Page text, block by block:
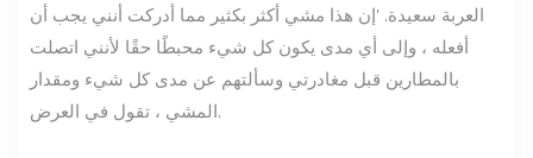
العربة سعيدة. 'إن هذا مشي أكثر بكثير مما أدركت أنني يجب أن
أفعله ، وإلى أي مدى يكون كل شيء محبطًا حقًا لأنني اتصلت
بالمطارين قبل مغادرتي وسألتهم عن مدى كل شيء ومقدار
المشي ، تقول في العرض.